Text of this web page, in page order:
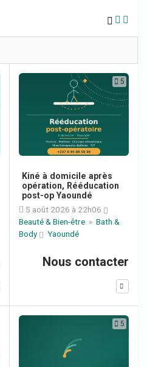
5
Kiné à domicile après
opération, Rééducation
post-op Yaoundé
5 août 2026 à 22h06
Beauté & Bien-être » Bath &
Body
Yaoundé
Nous contacter
5